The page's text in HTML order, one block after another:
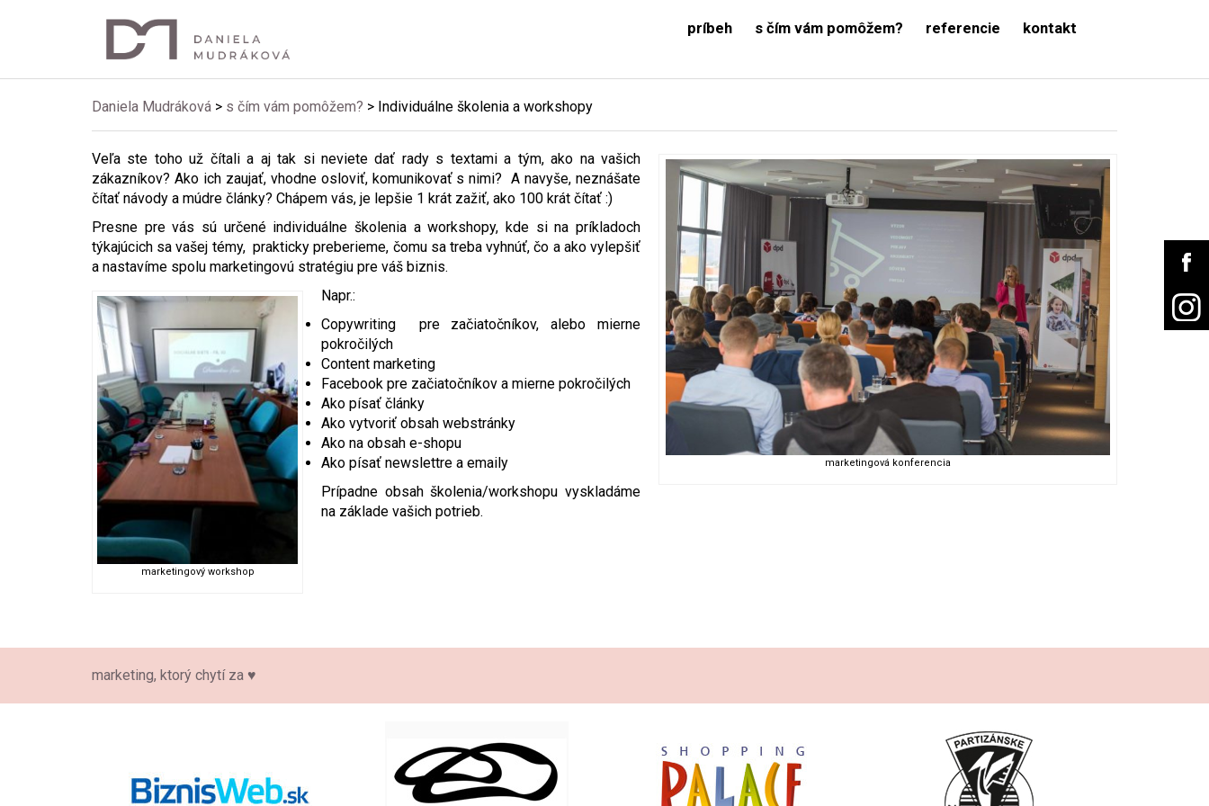
príbeh s čím vám pomôžem? referencie kontakt
Daniela Mudráková > s čím vám pomôžem? > Individuálne školenia a workshopy
marketingová konferencia
Veľa ste toho už čítali a aj tak si neviete dať rady s textami a tým, ako na vašich
zákazníkov? Ako ich zaujať, vhodne osloviť, komunikovať s nimi? A navyše, neznášate
čítať návody a múdre články? Chápem vás, je lepšie 1 krát zažiť, ako 100 krát čítať :)
Presne pre vás sú určené individuálne školenia a workshopy, kde si na príkladoch
týkajúcich sa vašej témy, prakticky preberieme, čomu sa treba vyhnúť, čo a ako vylepšiť
a nastavíme spolu marketingovú stratégiu pre váš biznis.
marketingový workshop
Napr.:
Copywriting pre začiatočníkov, alebo mierne
pokročilých
Content marketing
Facebook pre začiatočníkov a mierne pokročilých
Ako písať články
Ako vytvoriť obsah webstránky
Ako na obsah e-shopu
Ako písať newslettre a emaily
Prípadne obsah školenia/workshopu vyskladáme
na základe vašich potrieb.
marketing, ktorý chytí za ♥